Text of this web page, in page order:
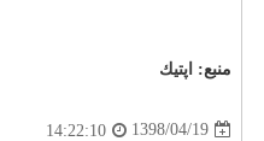
منبع: اپتیك
1398/04/19
14:22:10